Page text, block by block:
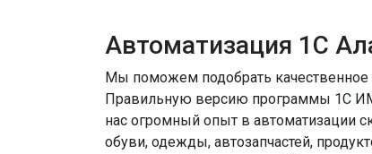
Автоматизация 1С
Мы поможем подобрать качественное
Правильную версию программы 1С
нас огромный опыт в автоматизации
обуви, одежды, автозапчастей,